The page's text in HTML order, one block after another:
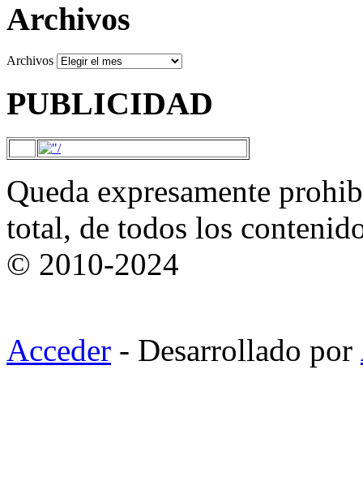
Archivos
Archivos
PUBLICIDAD
Queda expresamente
total, de todos los
© 2010-2024
Acceder - Desarrollado por